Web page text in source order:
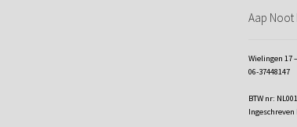
Aap Noot
Wielingen 17
06-37448147
BTW nr:
Ingeschreven